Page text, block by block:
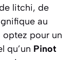
litchi, de
au
optez pour un
qu’un Pinot